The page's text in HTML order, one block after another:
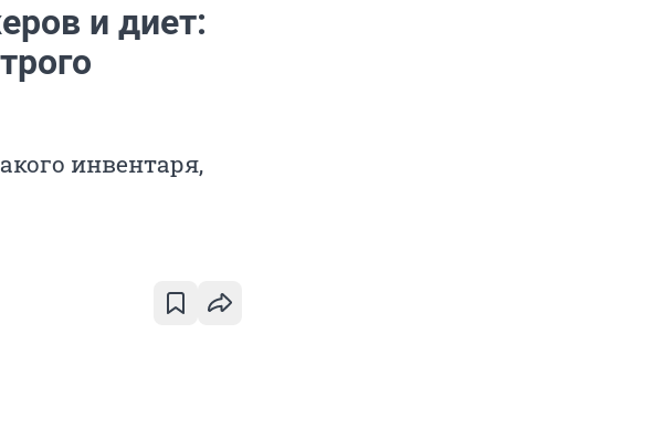
и диет:
инвентаря,